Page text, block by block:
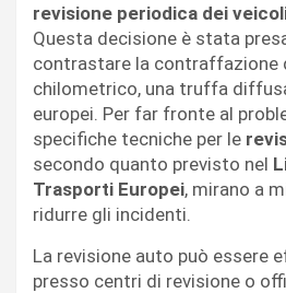
revisione periodica dei
Questa decisione è stata
contrastare la contraffazione
chilometrico, una truffa
europei. Per far fronte al
specifiche tecniche per le
secondo quanto previsto nel
Trasporti Europei, mirano a
ridurre gli incidenti.
La revisione auto può essere
presso centri di revisione o